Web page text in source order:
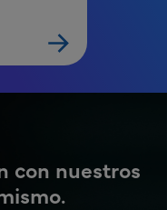
con nuestros